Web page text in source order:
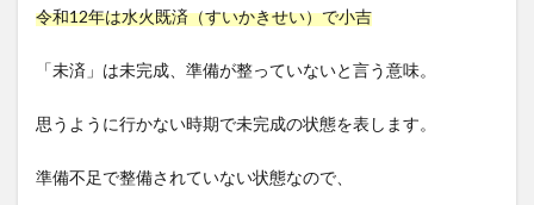
令和12年は水火既済（すいかきせい）で小吉
「未済」は未完成、準備が整っていないと言う意味。
思うように行かない時期で未完成の状態を表します。
準備不足で整備されていない状態なので、